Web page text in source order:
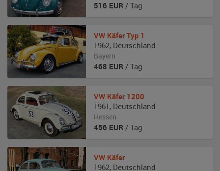
516 EUR / Tag
VW Käfer Typ 1
1962, Deutschland
Bayern
468 EUR / Tag
VW Käfer 1200
1961 , Deutschland
Hessen
456 EUR / Tag
VW Käfer
1962, Deutschland